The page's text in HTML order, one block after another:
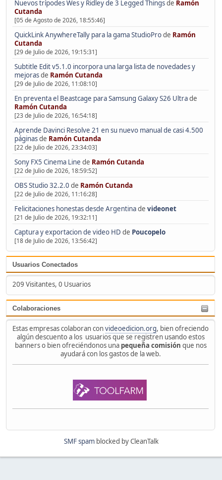
Nuevos trípodes Wes y Ridley de 3 Legged Thingsde Ramón
Cutanda
[05 de Agosto de 2026, 18:55:46]
QuickLink AnywhereTally para la gama StudioProde Ramón
Cutanda
[29 de Julio de 2026, 19:15:31]
Subtitle Edit v5.1.0 incorpora una larga lista de novedades y
mejorasde Ramón Cutanda
[29 de Julio de 2026, 11:08:10]
En preventa el Beastcage para Samsung Galaxy S26 Ultrade
Ramón Cutanda
[23 de Julio de 2026, 16:54:18]
Aprende Davinci Resolve 21 en su nuevo manual de casi 4.500
páginasde Ramón Cutanda
[22 de Julio de 2026, 23:34:03]
Sony FX5 Cinema Line de Ramón Cutanda
[22 de Julio de 2026, 18:59:52]
OBS Studio 32.2.0 de Ramón Cutanda
[22 de Julio de 2026, 11:16:28]
Felicitaciones honestas desde Argentinade videonet
[21 de Julio de 2026, 19:32:11]
Captura y exportacion de video HD de Poucopelo
[18 de Julio de 2026, 13:56:42]
Usuarios Conectados
209 Visitantes, 0 Usuarios
Colaboraciones
Estas empresas colaboran convideoedicion.org, bien ofreciendo
algún descuento a los usuarios que se registren usando estos
banners o bien ofreciéndonos una pequeña comisión que nos
ayudará con los gastos de la web.
SMF spamblocked by CleanTalk